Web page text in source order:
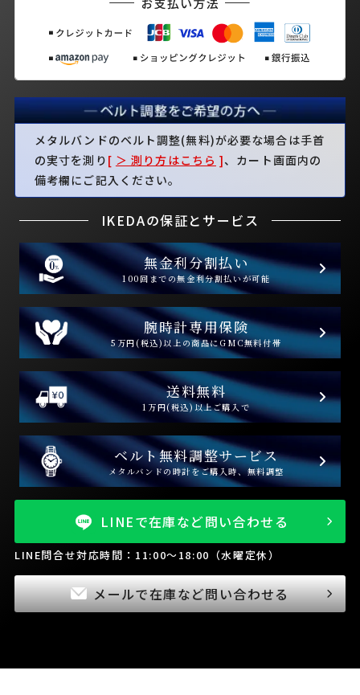
メタルバンドのベルト調整(無料)が必要な場合は手首
の実寸を測り [ ＞ 測り方はこちら ]、カート画面内の
備考欄にご記入ください。
IKEDAの保証とサービス
無金利分割払い
100回までの無金利分割払いが可能
腕時計専用保険
5万円(税込)以上の商品にGMC無料付帯
送料無料
1万円(税込)以上ご購入で
ベルト無料調整サービス
メタルバンドの時計をご購入時、無料調整
LINEで在庫など問い合わせる
LINE問合せ対応時間：11:00～18:00（水曜定休）
メールで在庫など問い合わせる